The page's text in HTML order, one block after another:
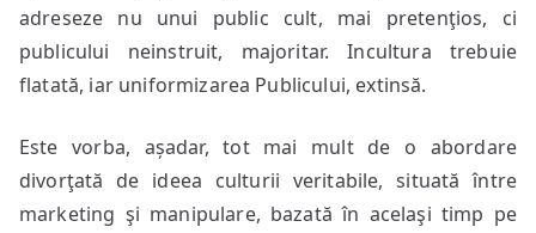
adreseze nu unui public cult, mai pretenţios, ci
publicului neinstruit, majoritar. Incultura trebuie
flatată, iar uniformizarea Publicului, extinsă.
Este vorba, așadar, tot mai mult de o abordare
divorţată de ideea culturii veritabile, situată între
marketing şi manipulare, bazată în acelaşi timp pe